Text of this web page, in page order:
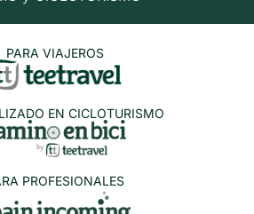
PARA VIAJEROS
EN CICLOTURISMO
PROFESIONALES